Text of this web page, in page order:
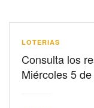
LOTERIAS
Consulta los
Miércoles 5